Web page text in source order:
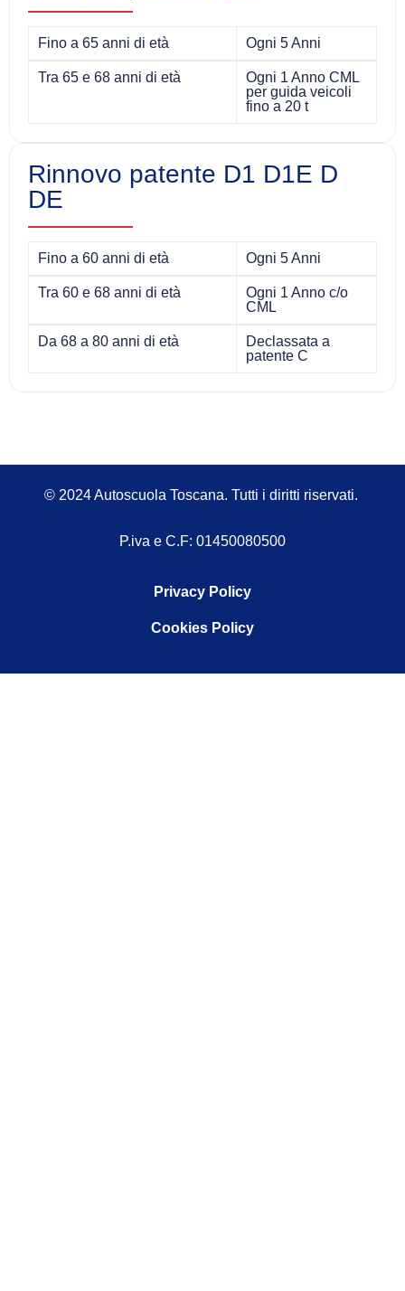
Fino a 65 anni di età Ogni 5 Anni
Tra 65 e 68 anni di età
Ogni 1 Anno CML
per guida veicoli
fino a 20 t
Rinnovo patente D1 D1E D
DE
Fino a 60 anni di età Ogni 5 Anni
Tra 60 e 68 anni di età
Ogni 1 Anno c/o
CML
Da 68 a 80 anni di età
Declassata a
patente C
© 2024 Autoscuola Toscana. Tutti i diritti riservati.
P.iva e C.F: 01450080500
Privacy Policy
Cookies Policy